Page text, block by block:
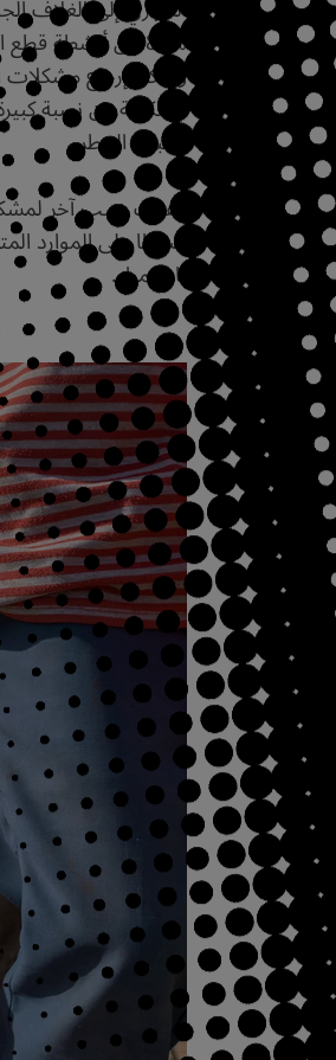
%80 من أنشطة قطع الغابات حول العالم. وكل ذلك ينعكس في النهاية سلبًا على إنتاج الغذاء.
ويمكن إرجاع مشكلات
المنكوبة. إن نسبة
بسبب الخطر.
وهناك سبب آخر
ضغطًا على الموارد
باستمرار.